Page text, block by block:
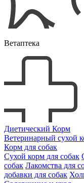
Ветаптека
Диетический Корм
Ветеринарный сухой
Корм для собак
Сухой корм для собак
собак Лакомства для
добавки для собак